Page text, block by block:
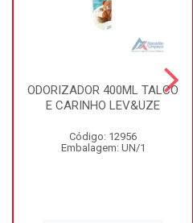
ODORIZADOR 400ML TALCO
E CARINHO LEV&UZE
Código: 12956
Embalagem: UN/1